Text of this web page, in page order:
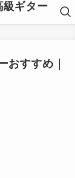
級ギター
おすすめ｜